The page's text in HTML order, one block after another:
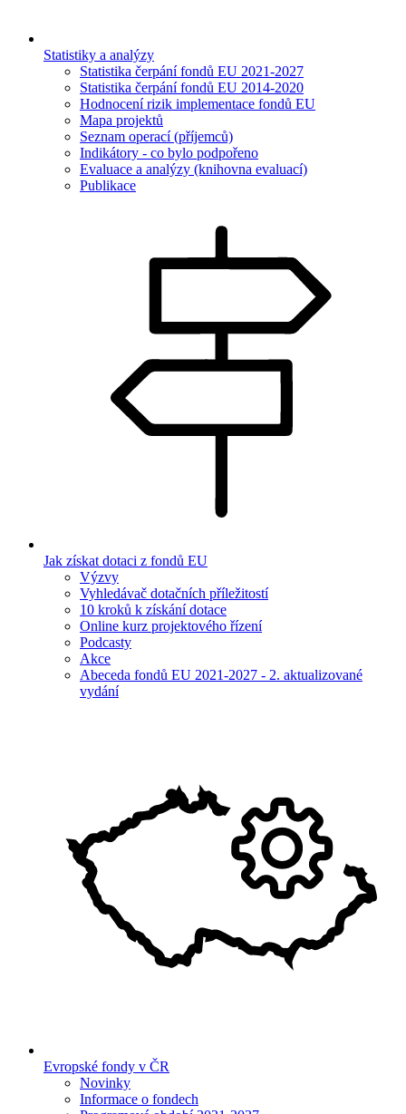
Statistiky a analýzy
Statistika čerpání fondů EU 2021-2027
Statistika čerpání fondů EU 2014-2020
Hodnocení rizik implementace fondů EU
Mapa projektů
Seznam operací (příjemců)
Indikátory - co bylo podpořeno
Evaluace a analýzy (knihovna evaluací)
Publikace
Jak získat dotaci z fondů EU
Výzvy
Vyhledávač dotačních příležitostí
10 kroků k získání dotace
Online kurz projektového řízení
Podcasty
Akce
Abeceda fondů EU 2021-2027 - 2. aktualizované
vydání
Evropské fondy v ČR
Novinky
Informace o fondech